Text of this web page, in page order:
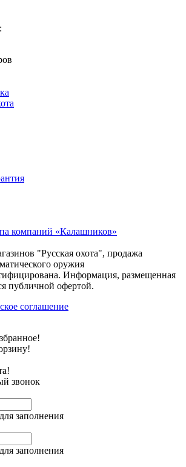
"Русская охота", продажа
оружия
Информация, размещенная
публичной офертой.
соглашение
звонок
заполнения
заполнения